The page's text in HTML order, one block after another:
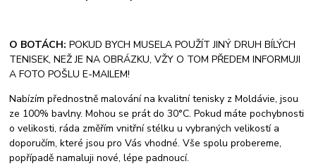
O BOTÁCH:POKUD BYCH MUSELA POUŽÍT JINÝ DRUH BÍLÝCH
TENISEK, NEŽ JE NA OBRÁZKU, VŽY O TOM PŘEDEM INFORMUJI
A FOTO POŠLU E-MAILEM!
Nabízím přednostně malování na kvalitní tenisky z Moldávie, jsou
ze 100% bavlny. Mohou se prát do 30°C. Pokud máte pochybnosti
o velikosti, ráda změřím vnitřní stélku u vybraných velikostí a
doporučím, které jsou pro Vás vhodné. Vše spolu probereme,
popřípadě namaluji nové, lépe padnoucí.